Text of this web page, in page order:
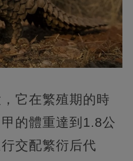
它在繁殖期的時
的體重達到1.8公
交配繁衍后代